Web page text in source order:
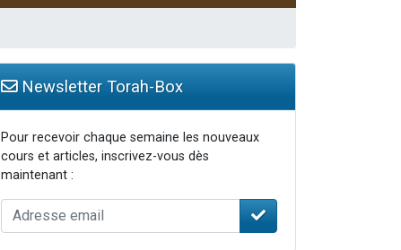
Newsletter Torah-Box
Pour recevoir chaque semaine les nouveaux
cours et articles, inscrivez-vous dès
maintenant :